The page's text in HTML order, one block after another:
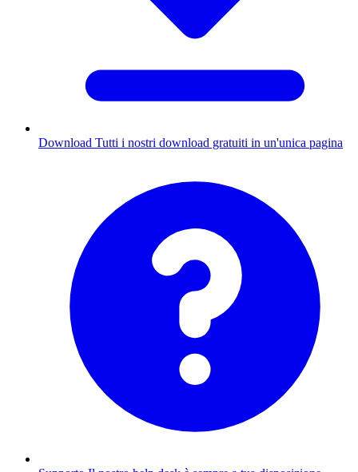
Download Tutti i nostri download gratuiti in un'unica pagina